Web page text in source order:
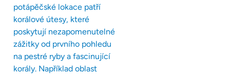
potápěčské lokace patří
korálové útesy, které
poskytují nezapomenutelné
zážitky od prvního pohledu
na pestré ryby a fascinující
korály. Například oblast